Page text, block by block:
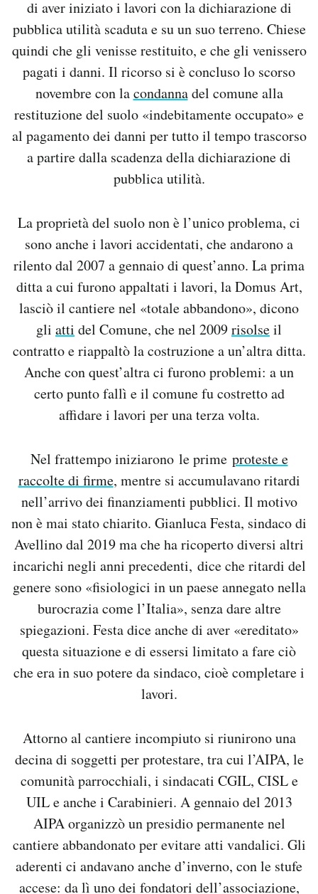
di aver iniziato i lavori con la dichiarazione di
pubblica utilità scaduta e su un suo terreno. Chiese
quindi che gli venisse restituito, e che gli venissero
pagati i danni. Il ricorso si è concluso lo scorso
novembre con lacondannadel comune alla
restituzione del suolo «indebitamente occupato» e
al pagamento dei danni per tutto il tempo trascorso
a partire dalla scadenza della dichiarazione di
pubblica utilità.
La proprietà del suolo non è l’unico problema, ci
sono anche i lavori accidentati, che andarono a
rilento dal 2007 a gennaio di quest’anno. La prima
ditta a cui furono appaltati i lavori, la Domus Art,
lasciò il cantiere nel «totale abbandono», dicono
gli atti del Comune, che nel 2009risolseil
contratto e riappaltò la costruzione a un’altra ditta.
Anche con quest’altra ci furono problemi: a un
certo punto fallì e il comune fu costretto ad
affidare i lavori per una terza volta.
Nel frattempo iniziarono le prime proteste e
raccolte di firme, mentre si accumulavano ritardi
nell’arrivo dei finanziamenti pubblici. Il motivo
non è mai stato chiarito. Gianluca Festa, sindaco di
Avellino dal 2019 ma che ha ricoperto diversi altri
incarichi negli anni precedenti, dice che ritardi del
genere sono «fisiologici in un paese annegato nella
burocrazia come l’Italia», senza dare altre
spiegazioni. Festa dice anche di aver «ereditato»
questa situazione e di essersi limitato a fare ciò
che era in suo potere da sindaco, cioè completare i
lavori.
Attorno al cantiere incompiuto si riunirono una
decina di soggetti per protestare, tra cui l’AIPA, le
comunità parrocchiali, i sindacati CGIL, CISL e
UIL e anche i Carabinieri. A gennaio del 2013
AIPA organizzò un presidio permanente nel
cantiere abbandonato per evitare atti vandalici. Gli
aderenti ci andavano anche d’inverno, con le stufe
accese: da lì uno dei fondatori dell’associazione,